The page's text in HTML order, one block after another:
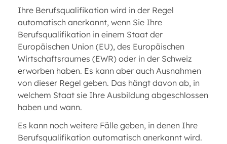
Ihre Berufsqualifikation wird in der Regel
automatisch anerkannt, wenn Sie Ihre
Berufsqualifikation in einem Staat der
Europäischen Union (EU), des Europäischen
Wirtschaftsraumes (EWR) oder in der Schweiz
erworben haben. Es kann aber auch Ausnahmen
von dieser Regel geben. Das hängt davon ab, in
welchem Staat sie Ihre Ausbildung abgeschlossen
haben und wann.
Es kann noch weitere Fälle geben, in denen Ihre
Berufsqualifikation automatisch anerkannt wird.